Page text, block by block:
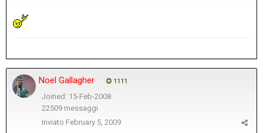
Noel Gallagher 1111
Joined: 15-Feb-2008
22509 messaggi
Inviato February 5, 2009